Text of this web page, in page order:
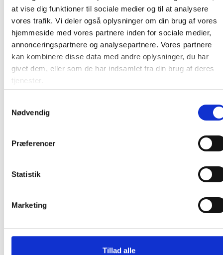
at vise dig funktioner til sociale medier og til at analysere
vores trafik. Vi deler også oplysninger om din brug af vores
hjemmeside med vores partnere inden for sociale medier,
annonceringspartnere og analysepartnere. Vores partnere
kan kombinere disse data med andre oplysninger, du har
givet dem, eller som de har indsamlet fra din brug af deres
tjenester.
Nødvendig
Præferencer
Statistik
Marketing
Tillad alle
Gratis fragt
Sun-Flex Active justerbar ståstol hvid og
Andre kunder købte også